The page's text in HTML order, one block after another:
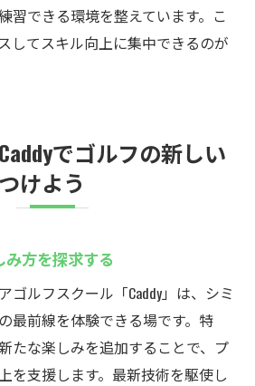
習できる環境を整えています。こ
してスキル向上に集中できるのが
でゴルフの新しい
けよう
方を探求する
ゴルフスクール「Caddy」は、シミ
最前線を体験できる場です。特
たな楽しみを追加することで、プ
を支援します。最新技術を駆使し